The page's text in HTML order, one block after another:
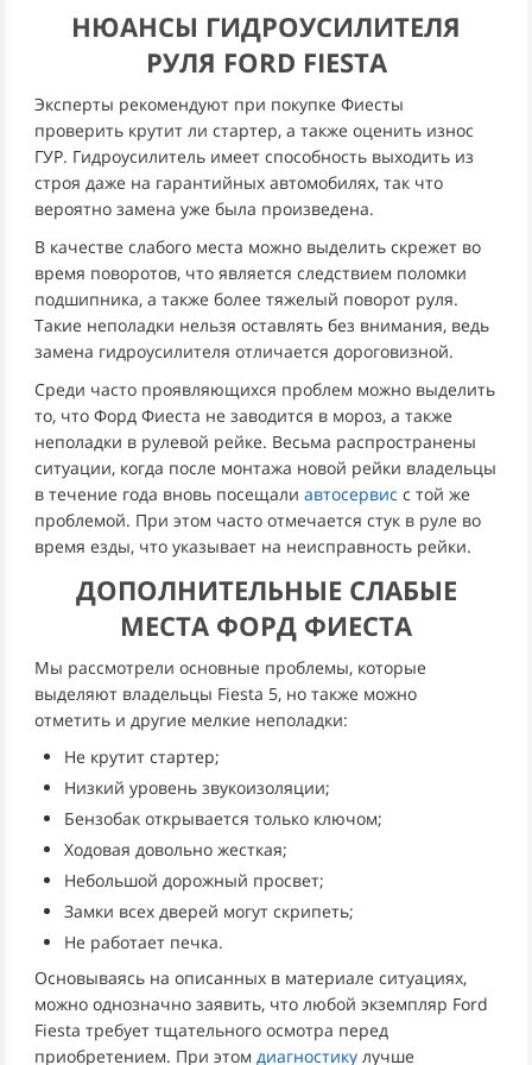
НЮАНСЫ ГИДРОУСИЛИТЕЛЯ
РУЛЯ FORD FIESTA
Эксперты рекомендуют при покупке Фиесты
проверить крутит ли стартер, а также оценить износ
ГУР. Гидроусилитель имеет способность выходить из
строя даже на гарантийных автомобилях, так что
вероятно замена уже была произведена.
В качестве слабого места можно выделить скрежет во
время поворотов, что является следствием поломки
подшипника, а также более тяжелый поворот руля.
Такие неполадки нельзя оставлять без внимания, ведь
замена гидроусилителя отличается дороговизной.
Среди часто проявляющихся проблем можно выделить
то, что Форд Фиеста не заводится в мороз, а также
неполадки в рулевой рейке. Весьма распространены
ситуации, когда после монтажа новой рейки владельцы
в течение года вновь посещалиавтосервис с той же
проблемой. При этом часто отмечается стук в руле во
время езды, что указывает на неисправность рейки.
ДОПОЛНИТЕЛЬНЫЕ СЛАБЫЕ
МЕСТА ФОРД ФИЕСТА
Мы рассмотрели основные проблемы, которые
выделяют владельцы Fiesta 5, но также можно
отметить и другие мелкие неполадки:
Не крутит стартер;
Низкий уровень звукоизоляции;
Бензобак открывается только ключом;
Ходовая довольно жесткая;
Небольшой дорожный просвет;
Замки всех дверей могут скрипеть;
Не работает печка.
Основываясь на описанных в материале ситуациях,
можно однозначно заявить, что любой экземпляр Ford
Fiesta требует тщательного осмотра перед
приобретением. При этомдиагностику лучше